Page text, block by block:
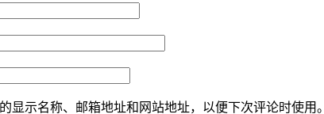
显示名称、邮箱地址和网站地址，以便下次评论时使用。